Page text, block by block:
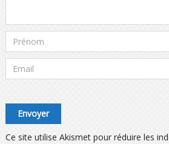
Ce site utilise Akismet pour réduire les